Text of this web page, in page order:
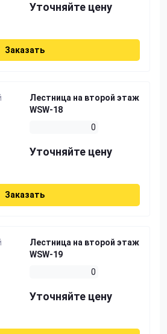
Уточняйте цену
Заказать
Лестница на второй этаж
WSW-18
0
Уточняйте цену
Заказать
Лестница на второй этаж
WSW-19
0
Уточняйте цену